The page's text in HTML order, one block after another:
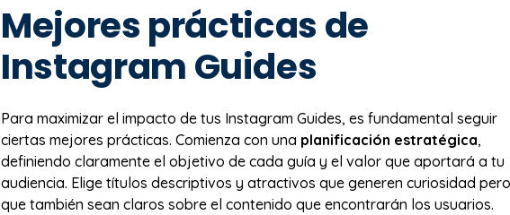
Mejores prácticas de
Instagram Guides
Para maximizar el impacto de tus Instagram Guides, es fundamental seguir
ciertas mejores prácticas. Comienza con una planificación estratégica,
definiendo claramente el objetivo de cada guía y el valor que aportará a tu
audiencia. Elige títulos descriptivos y atractivos que generen curiosidad pero
que también sean claros sobre el contenido que encontrarán los usuarios.